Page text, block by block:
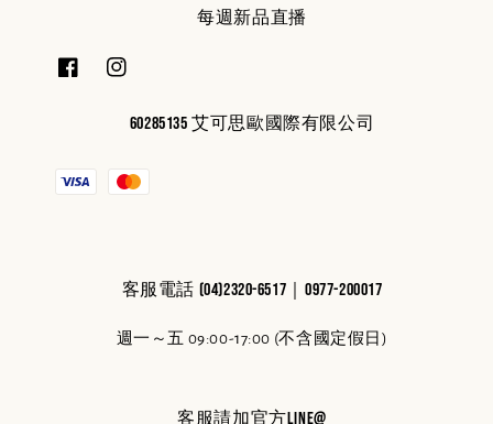
每週新品直播
60285135 艾可思歐國際有限公司
客服電話 (04)2320-6517｜0977-200017
週一～五 09:00-17:00 (不含國定假日)
客服請加官方line@